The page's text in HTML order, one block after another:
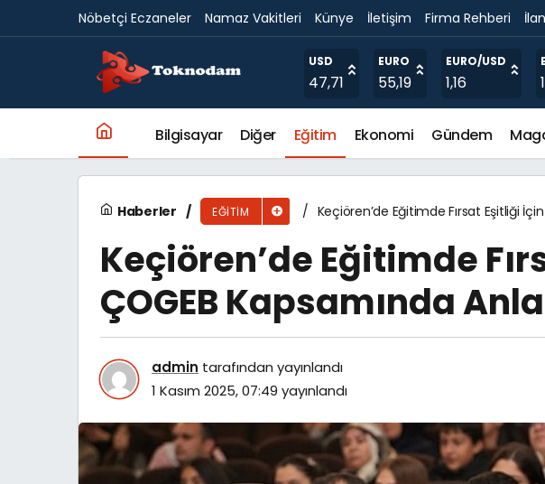
Nöbetçi Eczaneler Namaz Vakitleri Künye İletişim Firma Rehberi
USD
47,71
EURO
55,19
EURO/USD
1,16
Bilgisayar Diğer Eğitim Ekonomi Gündem
Haberler EĞITIM Keçiören’de Eğitimde Fırsat Eşitliği
Keçiören’de Eğitimde
ÇOGEB Kapsamında
admin tarafından yayınlandı
1 Kasım 2025, 07:49 yayınlandı
Balçova Belediyesi’nden Okullarda Beslenme Desteği